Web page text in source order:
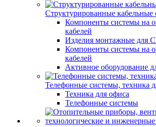
Структурированные кабельные
Компоненты системы на
кабелей
Изделия монтажные для
Компоненты системы на
кабелей
Активное оборудование
Телефонные системы, техника
Техника для офиса
Телефонные системы